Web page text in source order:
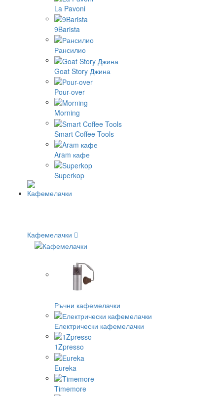
La Pavoni
9Barista
Рансилио
Goat Story Джина
Pour-over
Morning
Smart Coffee Tools
Aram кафе
Superkop
Кафемелачки
Ръчни кафемелачки
Електрически кафемелачки
1Zpresso
Eureka
Timemore